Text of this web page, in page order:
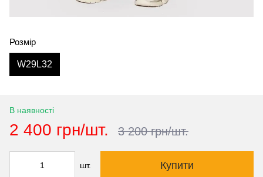
Розмір
W29L32
В наявності
2 400 грн/шт. 3 200 грн/шт.
шт. Купити